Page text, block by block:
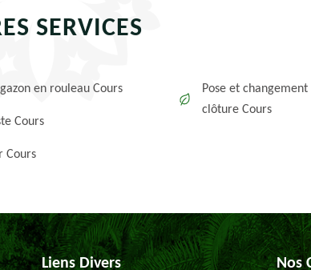
SERVICES
en rouleau Cours
Cours
Cours
Pose et
clôture Cours
Liens Divers Nos